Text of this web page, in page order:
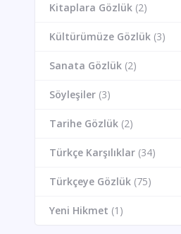
Kitaplara Gözlük(2)
Kültürümüze Gözlük(3)
Sanata Gözlük(2)
Söyleşiler(3)
Tarihe Gözlük(2)
Türkçe Karşılıklar(34)
Türkçeye Gözlük(75)
Yeni Hikmet (1)